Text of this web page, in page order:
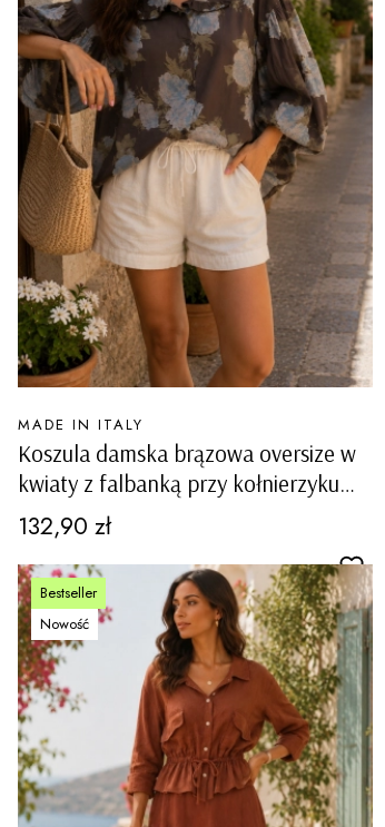
Koszula damska brązowa oversize w
kwiaty z falbanką przy kołnierzyku
zapinana na guziki i bufiastymi
rękawami Campibisenzio
PRODUCENT
MADE IN ITALY
Cena
132,90 zł
Bestseller
Nowość